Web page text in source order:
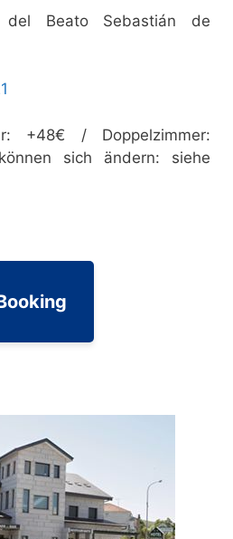
Beato Sebastián de
+48€ / Doppelzimmer:
sich ändern: siehe